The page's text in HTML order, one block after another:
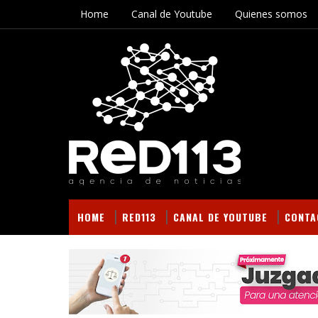
Home Canal de Youtube Quienes somos
HOME RED113 CANAL DE YOUTUBE